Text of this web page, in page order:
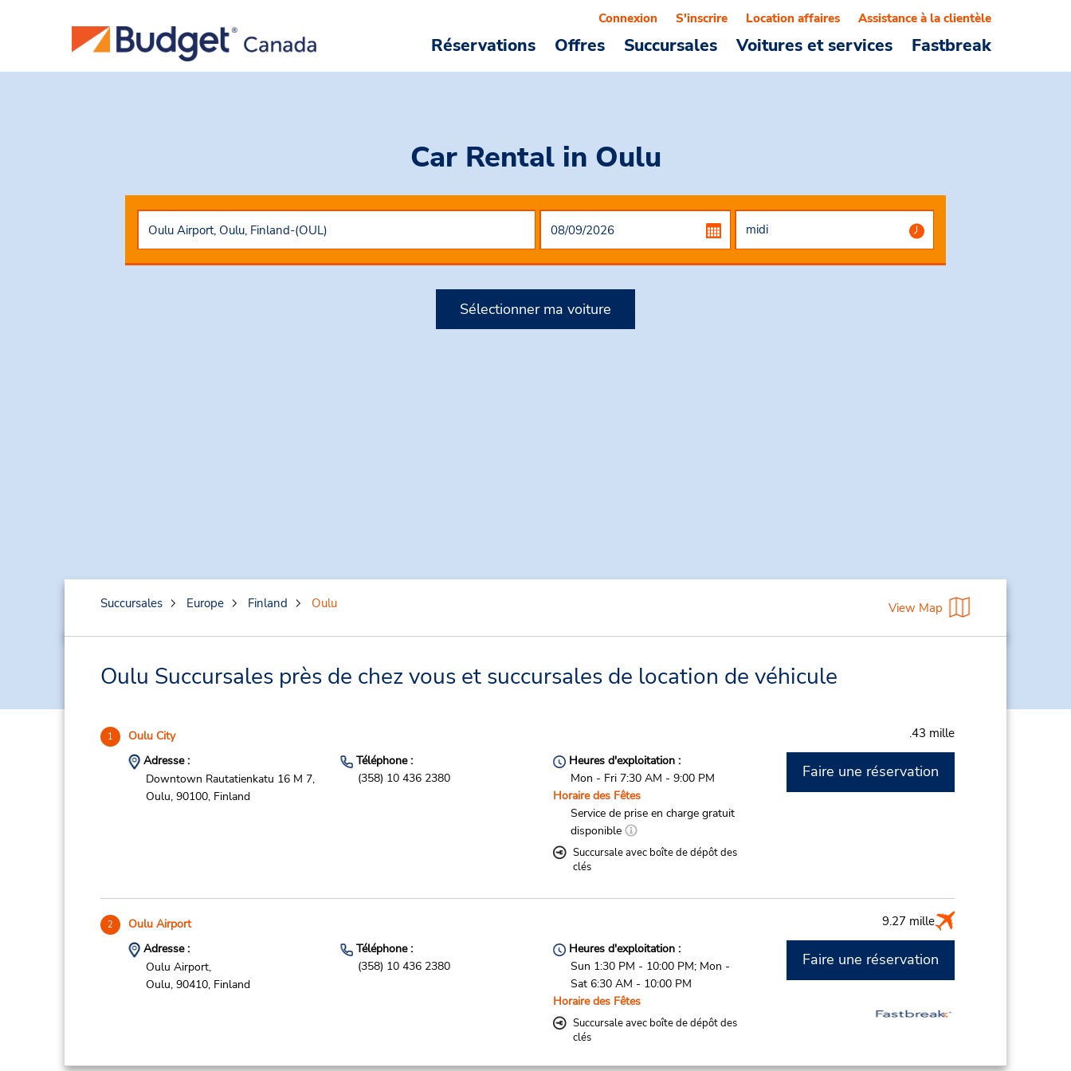
Réservations Offres Succursales Voitures et services Fastbreak
Connexion S'inscrire Location affaires Assistance à la clientèle
Car Rental in Oulu
Sélectionner ma voiture
Succursales Europe Finland Oulu View Map
Oulu Succursales près de chez vous et succursales de location de véhicule
1 Oulu City .43 mille
Adresse :
Downtown Rautatienkatu 16 M 7,
Oulu, 90100, Finland
Téléphone :
(358) 10 436 2380
Heures d'exploitation :
Mon - Fri 7:30 AM - 9:00 PM
Horaire des Fêtes
Service de prise en charge gratuit
disponible
Succursale avec boîte de dépôt des
clés
Faire une réservation
2 Oulu Airport 9.27 mille
Adresse :
Oulu Airport,
Oulu, 90410, Finland
Téléphone :
(358) 10 436 2380
Heures d'exploitation :
Sun 1:30 PM - 10:00 PM; Mon -
Sat 6:30 AM - 10:00 PM
Horaire des Fêtes
Succursale avec boîte de dépôt des
clés
Faire une réservation